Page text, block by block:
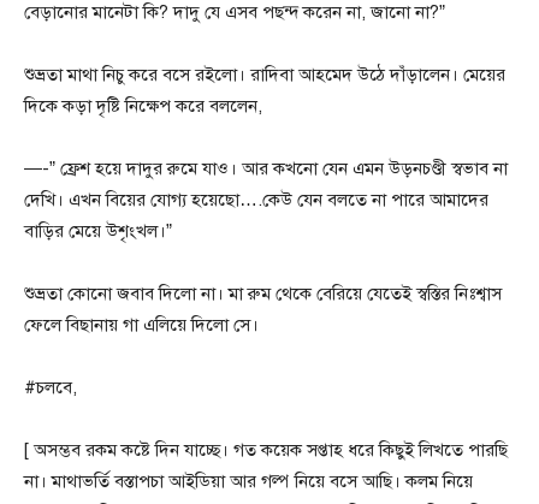
বেড়ানোর মানেটা কি? দাদু যে এসব পছন্দ করেন না, জানো না?”
শুভ্রতা মাথা নিচু করে বসে রইলো। রাদিবা আহমেদ উঠে দাঁড়ালেন। মেয়ের
দিকে কড়া দৃষ্টি নিক্ষেপ করে বললেন,
—-” ফ্রেশ হয়ে দাদুর রুমে যাও। আর কখনো যেন এমন উড়নচণ্ডী স্বভাব না
দেখি। এখন বিয়ের যোগ্য হয়েছো….কেউ যেন বলতে না পারে আমাদের
বাড়ির মেয়ে উশৃংখল।”
শুভ্রতা কোনো জবাব দিলো না। মা রুম থেকে বেরিয়ে যেতেই স্বস্তির নিঃশ্বাস
ফেলে বিছানায় গা এলিয়ে দিলো সে।
#চলবে,
[ অসম্ভব রকম কষ্টে দিন যাচ্ছে। গত কয়েক সপ্তাহ ধরে কিছুই লিখতে পারছি
না। মাথাভর্তি বস্তাপচা আইডিয়া আর গল্প নিয়ে বসে আছি। কলম নিয়ে